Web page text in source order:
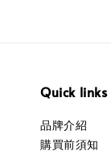
Quick links
品牌介紹
購買前須知